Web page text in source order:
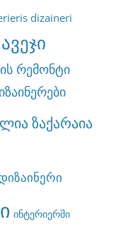
dizaineri
ავეჯი
რემონტი
ზაქარაია
ინტერიერში